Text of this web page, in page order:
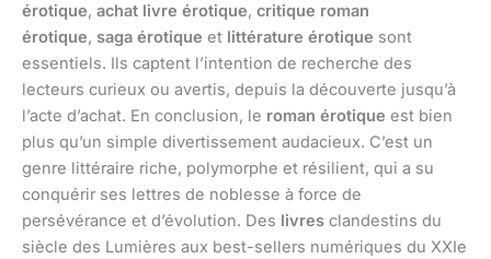
érotique, achat livre érotique, critique roman
érotique, saga érotique et littérature érotique sont
essentiels. Ils captent l’intention de recherche des
lecteurs curieux ou avertis, depuis la découverte jusqu’à
l’acte d’achat. En conclusion, le roman érotique est bien
plus qu’un simple divertissement audacieux. C’est un
genre littéraire riche, polymorphe et résilient, qui a su
conquérir ses lettres de noblesse à force de
persévérance et d’évolution. Des livres clandestins du
siècle des Lumières aux best-sellers numériques du XXIe